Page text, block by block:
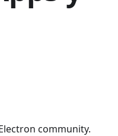
community.